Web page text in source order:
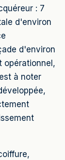
: 7
d'environ
d'environ
opérationnel,
à noter